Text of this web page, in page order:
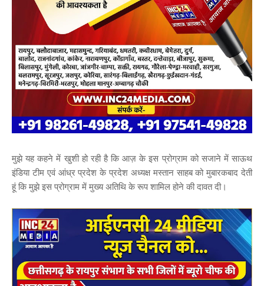
मुझे यह कहने में खुशी हो रही है कि आज़ के इस प्रोग्राम को सजाने में साऊथ
इंडिया टीम एवं आंध्र प्रदेश के प्रदेश अध्यक्ष मस्तान साहब को मुबारकबाद देती
हूं कि मुझे इस प्रोग्राम में मुख्य अतिथि के रूप शामिल होने की दावत दी।